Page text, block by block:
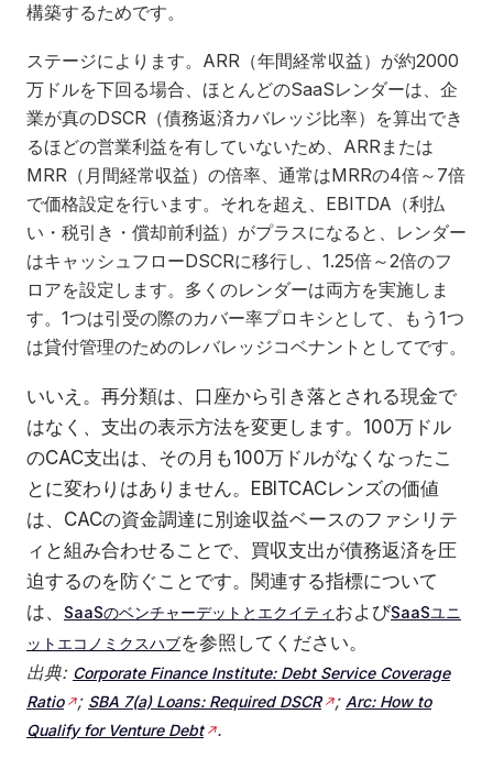
構築するためです。
ステージによります。ARR（年間経常収益）が約2000
万ドルを下回る場合、ほとんどのSaaSレンダーは、企
業が真のDSCR（債務返済カバレッジ比率）を算出でき
るほどの営業利益を有していないため、ARRまたは
MRR（月間経常収益）の倍率、通常はMRRの4倍～7倍
で価格設定を行います。それを超え、EBITDA（利払
い・税引き・償却前利益）がプラスになると、レンダー
はキャッシュフローDSCRに移行し、1.25倍～2倍のフ
ロアを設定します。多くのレンダーは両方を実施しま
す。1つは引受の際のカバー率プロキシとして、もう1つ
は貸付管理のためのレバレッジコベナントとしてです。
いいえ。再分類は、口座から引き落とされる現金で
はなく、支出の表示方法を変更します。100万ドル
のCAC支出は、その月も100万ドルがなくなったこ
とに変わりはありません。EBITCACレンズの価値
は、CACの資金調達に別途収益ベースのファシリテ
ィと組み合わせることで、買収支出が債務返済を圧
迫するのを防ぐことです。関連する指標について
は、
SaaSのベンチャーデットとエクイティ およびSaaSユニ
ットエコノミクスハブを参照してください。
出典: Corporate Finance Institute: Debt Service Coverage
Ratio
; SBA 7(a) Loans: Required DSCR ; Arc: How to
Qualify for Venture Debt
.